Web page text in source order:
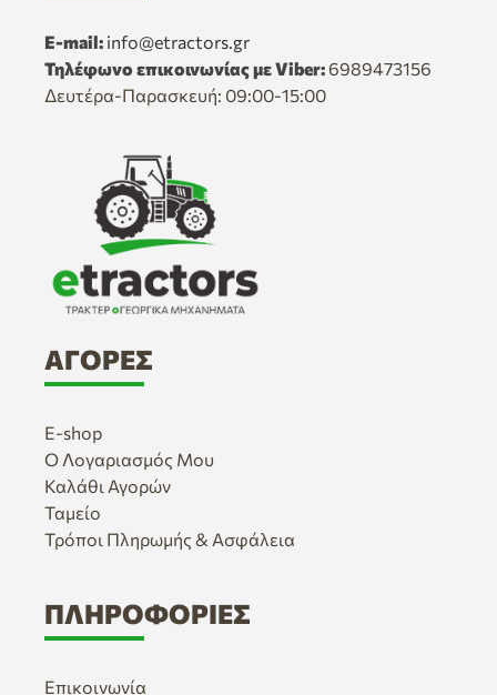
E-mail: info@etractors.gr
Τηλέφωνο επικοινωνίας με Viber: 6989473156
Δευτέρα-Παρασκευή: 09:00-15:00
ΑΓΟΡΈΣ
E-shop
Ο Λογαριασμός Μου
Καλάθι Αγορών
Ταμείο
Τρόποι Πληρωμής & Ασφάλεια
ΠΛΗΡΟΦΟΡΊΕΣ
Επικοινωνία